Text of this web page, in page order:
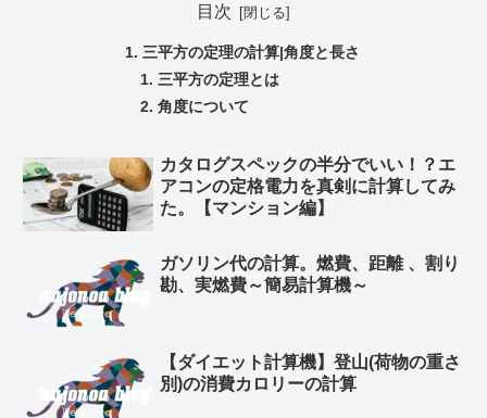
目次
三平方の定理の計算|角度と長さ
三平方の定理とは
角度について
カタログスペックの半分でいい！？エ
アコンの定格電力を真剣に計算してみ
た。【マンション編】
ガソリン代の計算。燃費、距離 、割り
勘、実燃費～簡易計算機～
【ダイエット計算機】登山(荷物の重さ
別)の消費カロリーの計算